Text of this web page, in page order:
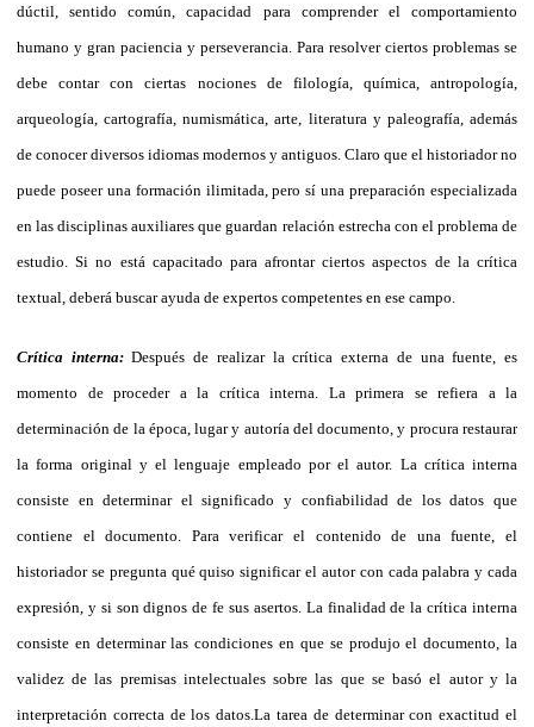
dúctil, sentido común, capacidad para comprender el comportamiento
humano y gran paciencia y perseverancia. Para resolver ciertos problemas se
debe contar con ciertas nociones de filología, química, antropología,
arqueología, cartografía, numismática, arte, literatura y paleografía, además
de conocer diversos idiomas modernos y antiguos. Claro que el historiador no
puede poseer una formación ilimitada, pero sí una preparación especializada
en las disciplinas auxiliares que guardan relación estrecha con el problema de
estudio. Si no está capacitado para afrontar ciertos aspectos de la crítica
textual, deberá buscar ayuda de expertos competentes en ese campo.
Crítica interna: Después de realizar la crítica externa de una fuente, es
momento de proceder a la crítica interna. La primera se refiera a la
determinación de la época, lugar y autoría del documento, y procura restaurar
la forma original y el lenguaje empleado por el autor. La crítica interna
consiste en determinar el significado y confiabilidad de los datos que
contiene el documento. Para verificar el contenido de una fuente, el
historiador se pregunta qué quiso significar el autor con cada palabra y cada
expresión, y si son dignos de fe sus asertos. La finalidad de la crítica interna
consiste en determinar las condiciones en que se produjo el documento, la
validez de las premisas intelectuales sobre las que se basó el autor y la
interpretación correcta de los datos.La tarea de determinar con exactitud el